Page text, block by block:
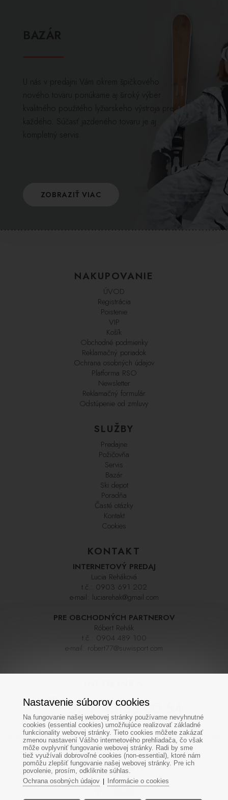
U nás v predajni Vám okrem špičkového
nového tovaru ponúkame aj široký výber
kvalitného použitého lyžiarskeho výstroja pre
každého. Súčasť jazdeného tovaru je aj
kompletný servis.
ZOBRAZIŤ VIAC
NAKUPOVANIE
ÚVOD
Registrácia
Poistenie
VIP
Košík
Obchodné podmienky
Reklamačný poriadok
Ochrana osobných údajov
Platforma RSO
Newsletter
Reklamačný formulár
Odstúpenie od zmluvy
SLUŽBY
Predajne
Požičovňa
Servis
Bazár
Ski depot
Poradňa
Časté otázky
Kontakt
Cookies
KONTAKT
INTERNETOVÝ PREDAJ
Lucia Reháková
t.č.: 0903 691 202
e-mail: luciarehak@gmail.com
PRE OBCHODNÝCH PARTNEROV
Róbert Rehák
t.č.: 0904 489 100
e-mail: robert77@suwisport.com
02 / 43 33 00 54
Ak sa nedovoláte na prvýkrát skúste zavolať neskôr,linka býva počas sezóny často
veľmi vyťažená. Ďakujeme za pochopenie
SOCIÁLNE SIETE
Nastavenie súborov cookies
Na fungovanie našej webovej stránky používame nevyhnutné
cookies (essential cookies) umožňujúce realizovať základné
funkcionality webovej stránky. Tieto cookies môžete zakázať
zmenou nastavení Vášho internetového prehliadača, čo však
môže ovplyvniť fungovanie webovej stránky. Radi by sme
tiež využívali dobrovoľné cookies (non-essential), ktoré nám
pomôžu zlepšiť fungovanie našej webovej stránky. Pre ich
povolenie, prosím, odkliknite súhlas.
Ochrana osobných údajov| Informácie o cookies